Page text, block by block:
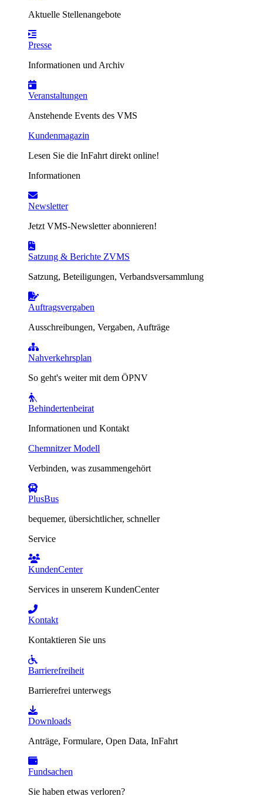
Aktuelle Stellenangebote
Presse
Informationen und Archiv
Veranstaltungen
Anstehende Events des VMS
Kundenmagazin
Lesen Sie die InFahrt direkt online!
Informationen
Newsletter
Jetzt VMS-Newsletter abonnieren!
Satzung & Berichte ZVMS
Satzung, Beteiligungen, Verbandsversammlung
Auftragsvergaben
Ausschreibungen, Vergaben, Aufträge
Nahverkehrsplan
So geht's weiter mit dem ÖPNV
Behindertenbeirat
Informationen und Kontakt
Chemnitzer Modell
Verbinden, was zusammengehört
PlusBus
bequemer, übersichtlicher, schneller
Service
KundenCenter
Services in unserem KundenCenter
Kontakt
Kontaktieren Sie uns
Barrierefreiheit
Barrierefrei unterwegs
Downloads
Anträge, Formulare, Open Data, InFahrt
Fundsachen
Sie haben etwas verloren?